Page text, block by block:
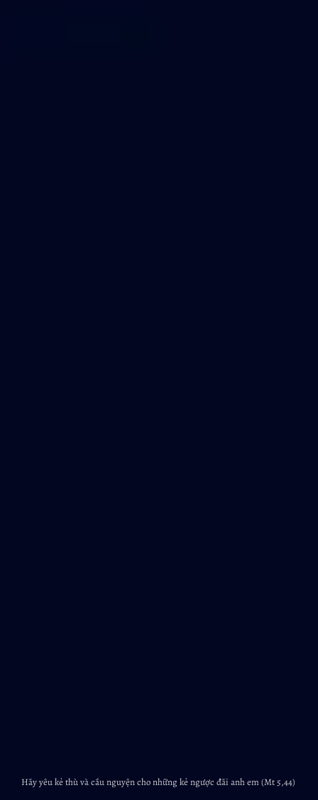
Hãy yêu kẻ thù và cầu nguyện cho những kẻ ngược đãi anh em (Mt 5,44)